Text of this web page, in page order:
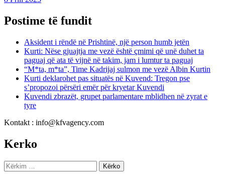
Postime të fundit
Aksident i rëndë në Prishtinë, një person humb jetën
Kurti: Nëse gjuajtja me vezë është çmimi që unë duhet ta
paguaj që ata të vijnë në takim, jam i lumtur ta paguaj
“M*ta, m*ta”, Time Kadrijaj sulmon me vezë Albin Kurtin
Kurti deklarohet pas situatës në Kuvend: Tregon pse
s’propozoi përsëri emër për kryetar Kuvendi
Kuvendi zbrazët, grupet parlamentare mblidhen në zyrat e
tyre
Kontakt : info@kfvagency.com
Kerko
Kërko
për: